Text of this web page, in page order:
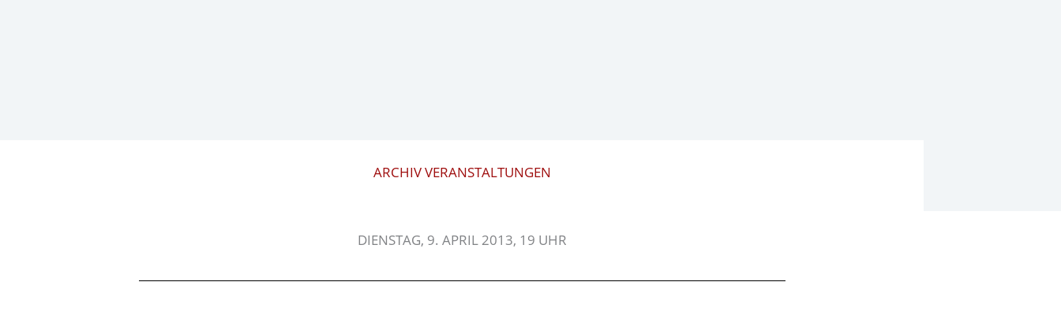
ARCHIV VERANSTALTUNGEN
DIENSTAG, 9. APRIL 2013, 19 UHR